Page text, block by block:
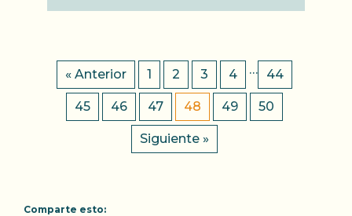
« Anterior 1 2 3 4 … 44
45 46 47 48 49 50
Siguiente »
Comparte esto: